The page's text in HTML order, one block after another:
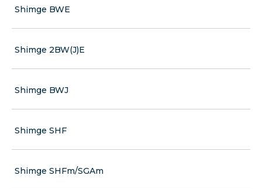
Shimge BWE
Shimge 2BW(J)E
Shimge BWJ
Shimge SHF
Shimge SHFm/SGAm